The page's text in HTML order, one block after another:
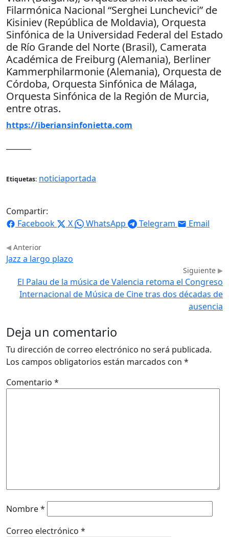
Filarmónica Nacional “Serghei Lunchevici” de
Kisiniev (República de Moldavia), Orquesta
Sinfónica de la Universidad Federal del Estado
de Río Grande del Norte (Brasil), Camerata
Académica de Freiburg (Alemania), Berliner
Kammerphilarmonie (Alemania), Orquesta de
Córdoba, Orquesta Sinfónica de Málaga,
Orquesta Sinfónica de la Región de Murcia,
entre otras.
https://iberiansinfonietta.com
Etiquetas: noticiaportada
Compartir:
Facebook
X WhatsApp Telegram Email
Anterior
Jazz a largo plazo
Siguiente
El Palau de la música de Valencia retoma el Congreso
Internacional de Música de Cine tras dos décadas de
ausencia
Deja un comentario
Tu dirección de correo electrónico no será publicada.
Los campos obligatorios están marcados con *
Comentario *
Nombre*
Correo electrónico *